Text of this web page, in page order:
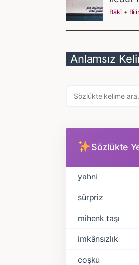
Anlamsız
Sözlükte
yahni
sürpriz
mihenk taşı
imkânsızlık
coşku